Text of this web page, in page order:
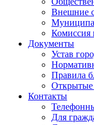
Внешние
Комиссия
Документы
Устав
Правила
Открытые
Контакты
Для